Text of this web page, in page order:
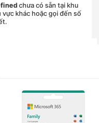
chưa có sẵn tại khu
khác hoặc gọi đến số